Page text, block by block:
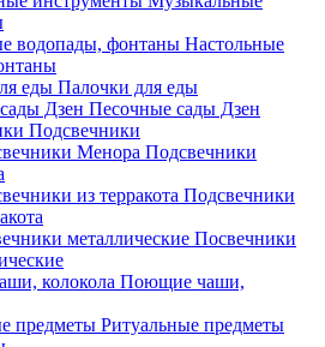
Настольные
Палочки для еды
Песочные сады Дзен
Подсвечники
Подсвечники
Подсвечники
Посвечники
Поющие чаши,
Ритуальные предметы